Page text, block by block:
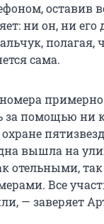
оставив
ни он, ни его
полагая,
сама.
примерно
за помощью ни
вышла на
отельными,
Все
— заверяет